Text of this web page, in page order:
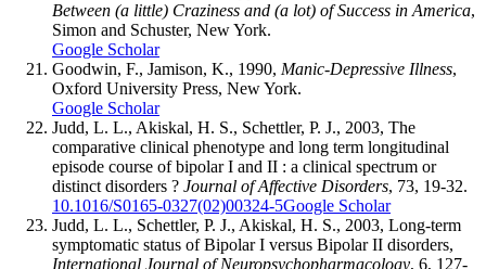
Between (a little) Craziness and (a lot) of Success in America,
Simon and Schuster, New York.
Google Scholar
Goodwin, F., Jamison, K., 1990, Manic-Depressive Illness,
Oxford University Press, New York.
Google Scholar
Judd, L. L., Akiskal, H. S., Schettler, P. J., 2003, The
comparative clinical phenotype and long term longitudinal
episode course of bipolar I and II : a clinical spectrum or
distinct disorders ? Journal of Affective Disorders, 73, 19-32.
10.1016/S0165-0327(02)00324-5Google Scholar
Judd, L. L., Schettler, P. J., Akiskal, H. S., 2003, Long-term
symptomatic status of Bipolar I versus Bipolar II disorders,
International Journal of Neuropsychopharmacology, 6, 127-